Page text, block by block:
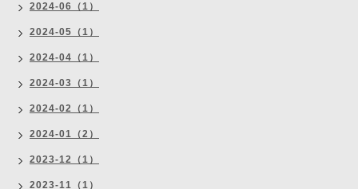
2024-06（1）
2024-05（1）
2024-04（1）
2024-03（1）
2024-02（1）
2024-01（2）
2023-12（1）
2023-11（1）